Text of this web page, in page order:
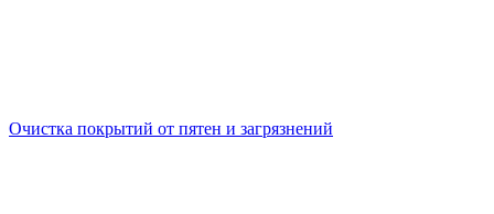
Очистка покрытий от пятен и загрязнений